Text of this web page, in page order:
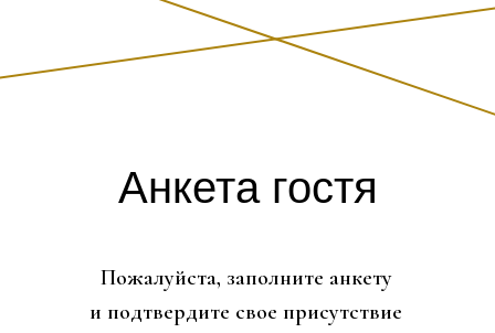
Пожалуйста, заполните анкету
и подтвердите свое присутствие
Анкета гостя